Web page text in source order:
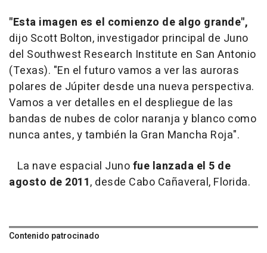
"Esta imagen es el comienzo de algo grande",
dijo Scott Bolton, investigador principal de Juno
del Southwest Research Institute en San Antonio
(Texas). "En el futuro vamos a ver las auroras
polares de Júpiter desde una nueva perspectiva.
Vamos a ver detalles en el despliegue de las
bandas de nubes de color naranja y blanco como
nunca antes, y también la Gran Mancha Roja".
La nave espacial Junofue lanzada el 5 de
agosto de 2011, desde Cabo Cañaveral, Florida.
Contenido patrocinado